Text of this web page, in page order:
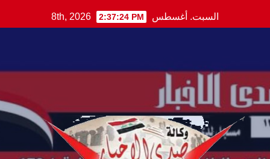
to
السبت. أغسطس 8th, 2026 2:37:25 PM